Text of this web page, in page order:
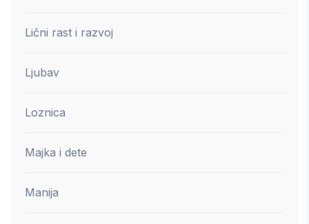
Lični rast i razvoj
Ljubav
Loznica
Majka i dete
Manija